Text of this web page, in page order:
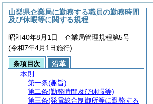
山梨県企業局に勤務する職員の勤務時間
及び休暇等に関する規程
昭和40年8月1日 企業局管理規程第5号
(令和7年4月1日施行)
条項目次
沿革
本則
第一条(趣旨)
第二条(勤務時間及び休暇等)
第三条(発電総合制御所等に勤務する